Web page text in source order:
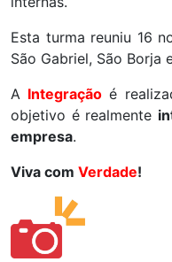
Esta turma reuniu 16
São Gabriel, São Borja
A Integraçãoé
objetivo é realmente
empresa.
Viva com Verdade!